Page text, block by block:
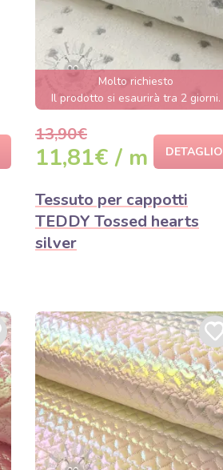
Molto richiesto
Il prodotto si esaurirà tra 2 giorni.
13,90€
11,81€ / m DETAGLIO
Tessuto per cappotti
TEDDY Tossed hearts
silver